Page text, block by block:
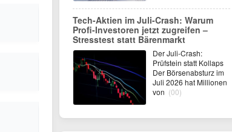
Tech-Aktien im Juli-Crash: Warum
Profi-Investoren jetzt zugreifen –
Stresstest statt Bärenmarkt
Der Juli-Crash:
Prüfstein statt Kollaps
Der Börsenabsturz im
Juli 2026 hat Millionen
von (00)